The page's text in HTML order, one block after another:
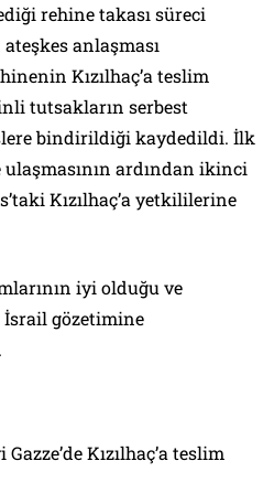
rehine takası süreci
ateşkes anlaşması
Kızılhaç’a teslim
tutsakların serbest
bindirildiği kaydedildi. İlk
ardından ikinci
Kızılhaç’a yetkililerine
iyi olduğu ve
gözetimine
Kızılhaç’a teslim